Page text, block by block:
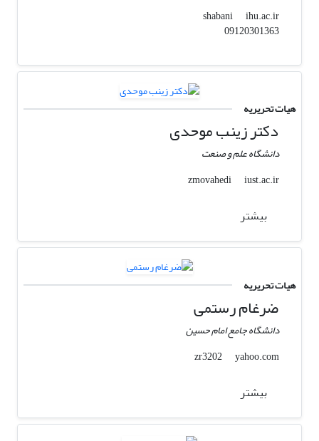
shabani
ihu.ac.ir
09120301363
هیات تحریریه
دکتر زینب موحدی
دانشگاه علم و صنعت
zmovahedi
iust.ac.ir
بیشتر
هیات تحریریه
ضرغام رستمی
دانشگاه جامع امام حسین
zr3202
yahoo.com
بیشتر